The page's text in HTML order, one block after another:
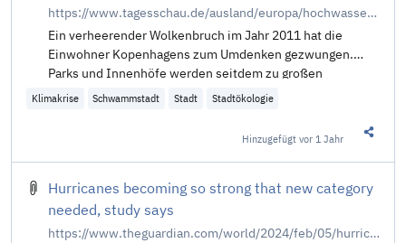
https://www.tagesschau.de/ausland/europa/hochwasserschutz-kopenhagen-100.html
Ein verheerender Wolkenbruch im Jahr 2011 hat die
Einwohner Kopenhagens zum Umdenken gezwungen.
Parks und Innenhöfe werden seitdem zu großen
Reservoirs umgebaut - sie behalten ihren ursprünglichen
Klimakrise Schwammstadt Stadt Stadtökologie
Hinzugefügtvor 1 Jahr
Hurricanes becoming so strong that new category
needed, study says
https://www.theguardian.com/world/2024/feb/05/hurricanes-becoming-so-strong-that-new-category-needed-study-says